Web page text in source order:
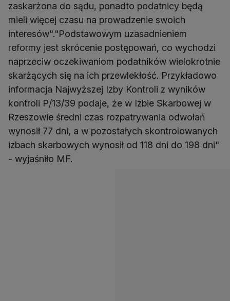
zaskarżona do sądu, ponadto podatnicy będą
mieli więcej czasu na prowadzenie swoich
interesów"."Podstawowym uzasadnieniem
reformy jest skrócenie postępowań, co wychodzi
naprzeciw oczekiwaniom podatników wielokrotnie
skarżących się na ich przewlekłość. Przykładowo
informacja Najwyższej Izby Kontroli z wyników
kontroli P/13/39 podaje, że w Izbie Skarbowej w
Rzeszowie średni czas rozpatrywania odwołań
wynosił 77 dni, a w pozostałych skontrolowanych
izbach skarbowych wynosił od 118 dni do 198 dni"
- wyjaśniło MF.